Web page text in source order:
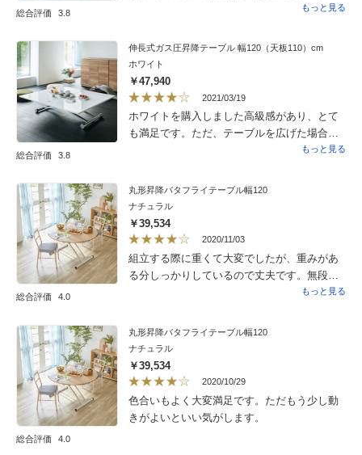
総合評価 3.8
もっと見る
総合評価 3.8
伸長式ガス圧昇降テーブル 幅120（天板110）cm
ホワイト
￥47,940
2021/03/19
ホワイトを購入しました高級感があり、とて
も満足です。ただ、テーブルを広げた場合に
やはり若干の不安定感を感じましたので星４
と思います。
もっと見る
総合評価 4.0
丸形昇降バタフライテーブル幅120
ナチュラル
￥39,534
2020/11/03
組立する際に重くて大変でしたが、重みがあ
る分しっかりしているので丈夫です。無段階
で高さを調整できるのが良いので、椅子での
もなりとてもフレキシブルです。いいお値段
しますが、、、ナチュラルの色合も良く重宝
しそうです。大切に長く愛用したいと思いま
す。
もっと見る
総合評価 4.0
丸形昇降バタフライテーブル幅120
ナチュラル
￥39,534
2020/10/29
色合いもよく大変満足です。ただもう少し動
きがよいといい気がします。